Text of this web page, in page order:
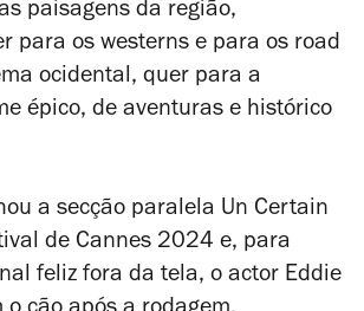
paisagens da região,
para os westerns e para os road
ocidental, quer para a
épico, de aventuras e histórico
a secção paralela Un Certain
de Cannes 2024 e, para
feliz fora da tela, o actor Eddie